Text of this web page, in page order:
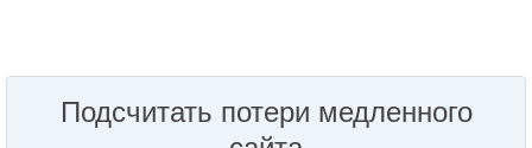
Подсчитать потери медленного